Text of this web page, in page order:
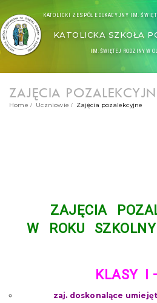
KATOLICKI ZESPÓŁ EDUKACYJNY IM.
KATOLICKA SZKOŁA
IM. ŚWIĘTEJ RODZINY W
ZAJĘCIA
Home Uczniowie Zajęcia pozalekcyjne
ZAJĘCIA
W ROKU
KLASY I
zaj. doskonalące